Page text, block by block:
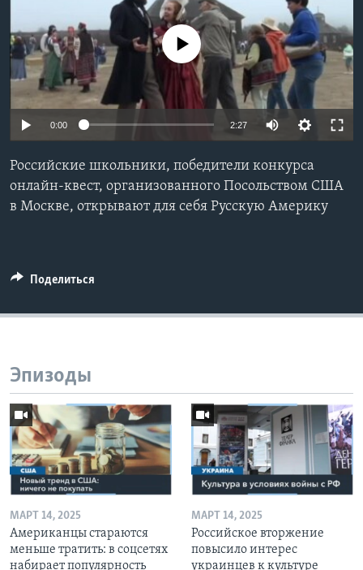
Learning English
СОЦИАЛЬНЫЕ СЕТИ
No media source currently available
0:00 2:27
Российские школьники, победители конкурса
онлайн-квест, организованного Посольством США
в Москве, открывают для себя Русскую Америку
Поделиться
Эпизоды
МАРТ 14, 2025
Американцы стараются
меньше тратить: в соцсетях
набирает популярность
МАРТ 14, 2025
Российское вторжение
повысило интерес
украинцев к культуре